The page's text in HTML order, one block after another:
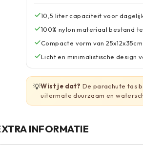
10,5 liter capaciteit voor
100% nylon materiaal bestand
Compacte vorm van
Licht en minimalistische design
💡Wist je dat? De parachute tas
uitermate duurzaam en
INFORMATIE